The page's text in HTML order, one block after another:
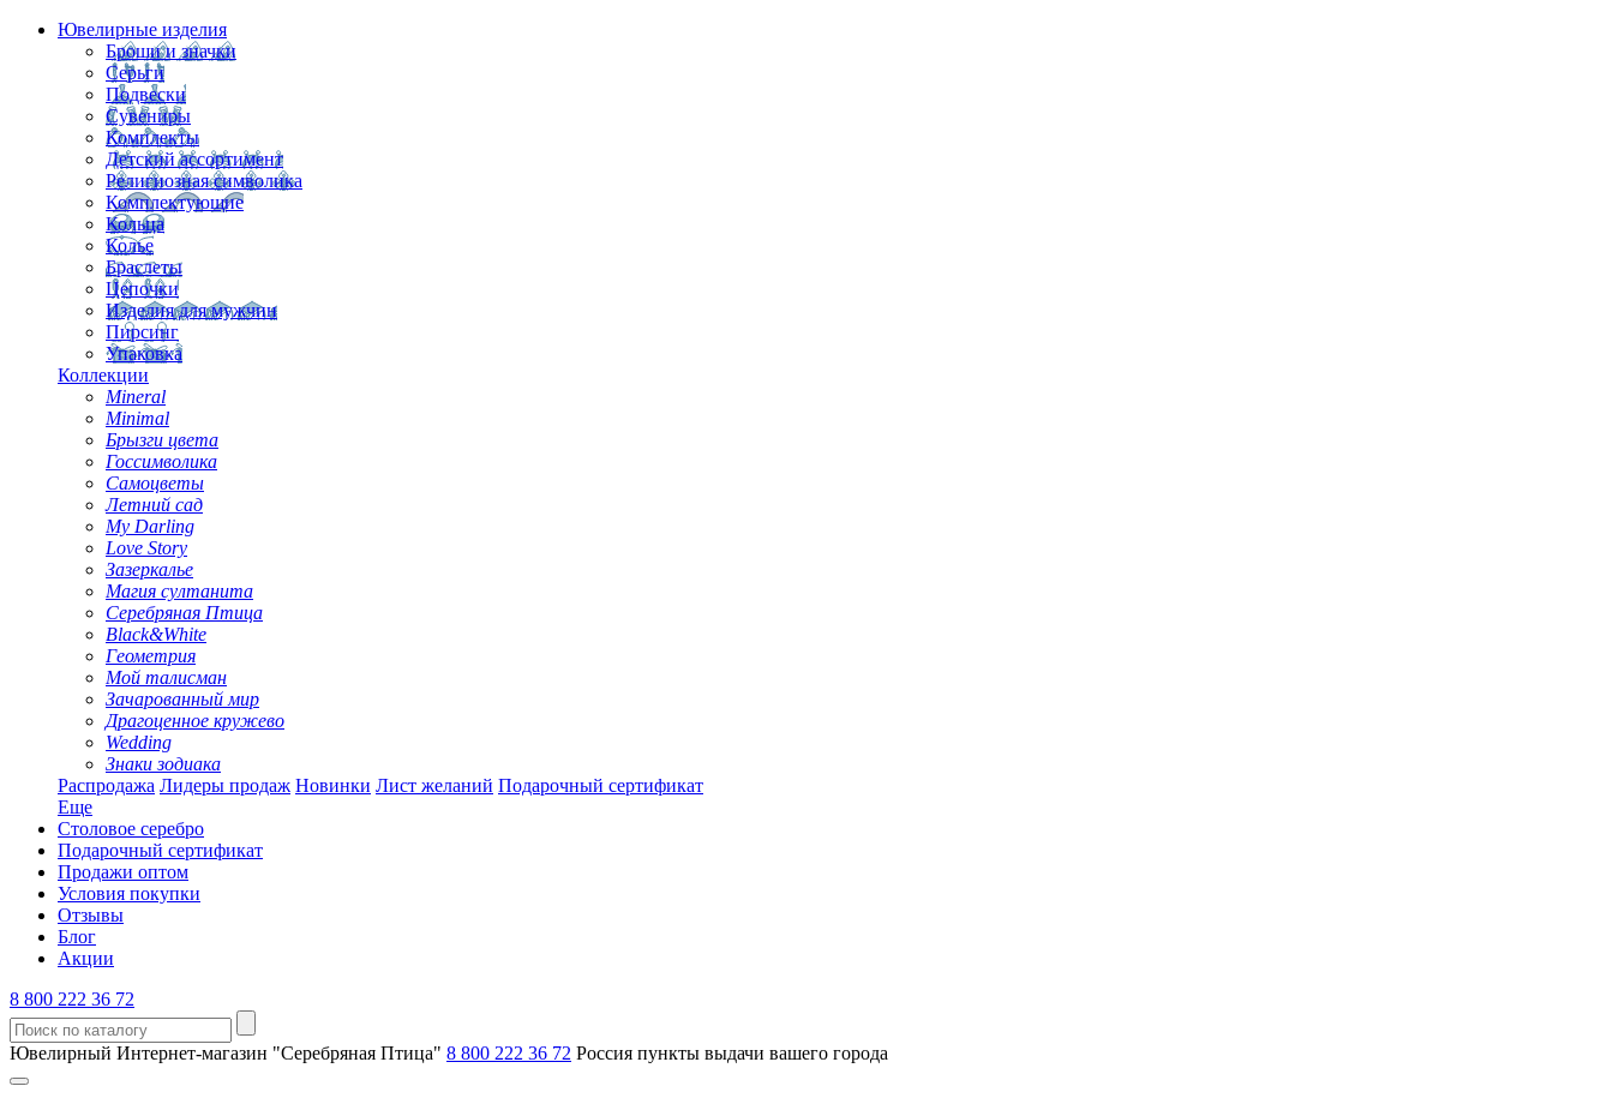
Ювелирные изделия
Броши и значки
Серьги
Подвески
Сувениры
Комплекты
Детский ассортимент
Религиозная символика
Комплектующие
Кольца
Колье
Браслеты
Цепочки
Изделия для мужчин
Пирсинг
Упаковка
Коллекции
Mineral
Minimal
Брызги цвета
Госсимволика
Самоцветы
Летний сад
My Darling
Love Story
Зазеркалье
Магия султанита
Серебряная Птица
Black&White
Геометрия
Мой талисман
Зачарованный мир
Драгоценное кружево
Wedding
Знаки зодиака
Распродажа Лидеры продаж Новинки Лист желаний Подарочный сертификат
Еще
Столовое серебро
Подарочный сертификат
Продажи оптом
Условия покупки
Отзывы
Блог
Акции
8 800 222 36 72
Ювелирный Интернет-магазин "Серебряная Птица" 8 800 222 36 72 Россия пункты выдачи вашего города